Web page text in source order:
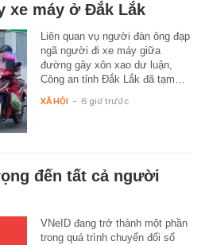
xe máy ở Đắk Lắk
Liên quan vụ người đàn ông đạp
ngã người đi xe máy giữa
đường gây xôn xao dư luận,
Công an tỉnh Đắk Lắk đã tạm…
XÃ HỘI - 6 giờ trước
đến tất cả người
VNeID đang trở thành một phần
trong quá trình chuyển đổi số